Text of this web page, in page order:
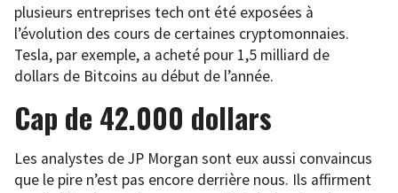
plusieurs entreprises tech ont été exposées à
l’évolution des cours de certaines cryptomonnaies.
Tesla, par exemple, a acheté pour 1,5 milliard de
dollars de Bitcoins au début de l’année.
Cap de 42.000 dollars
Les analystes de JP Morgan sont eux aussi convaincus
que le pire n’est pas encore derrière nous. Ils affirment